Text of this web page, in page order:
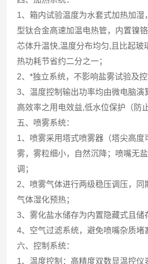
1、箱内试验温度为水套式加热加湿
型钛合金高速加温电热管，内置镍
芯体升温快,温度分布均匀,且比起玻
热功耗节省约二分之一；
2、*独立系统，不影响盐雾试验及控
3、温度控制输出功率均由微电脑演
高效率之用电效益,低水位保护（防
五、喷雾系统：
1、喷雾采用塔式喷雾器（塔尖高度
雾，雾粒细小，自然沉降；喷嘴无
调；
2、喷雾气体进行两级稳压调压，同
气体湿化预热；
3、雾化盐水储存为内置隐藏式且储
4、空气过滤系统，避免喷嘴杂质堵
六、控制系统：
1、温度控制：高精度双数显温控仪